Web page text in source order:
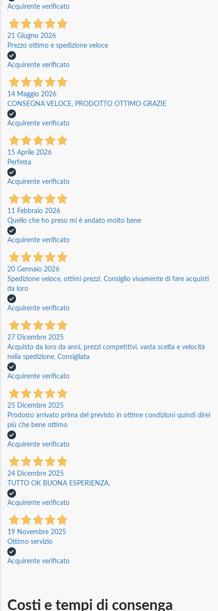
Acquirente verificato
21 Giugno 2026
Prezzo ottimo e spedizione veloce
Acquirente verificato
14 Maggio 2026
CONSEGNA VELOCE, PRODOTTO OTTIMO GRAZIE
Acquirente verificato
15 Aprile 2026
Perfetta
Acquirente verificato
11 Febbraio 2026
Quello che ho preso mi è andato molto bene
Acquirente verificato
20 Gennaio 2026
Spedizione veloce, ottimi prezzi. Consiglio vivamente di fare acquisti
da loro
Acquirente verificato
27 Dicembre 2025
Acquisto da loro da anni, prezzi competitivi, vasta scelta e velocità
nella spedizione. Consigliata
Acquirente verificato
25 Dicembre 2025
Prodotto arrivato prima del previsto in ottime condizioni quindi direi
più che bene ottimo
Acquirente verificato
24 Dicembre 2025
TUTTO OK BUONA ESPERIENZA.
Acquirente verificato
19 Novembre 2025
Ottimo servizio
Acquirente verificato
Costi e tempi di consenga